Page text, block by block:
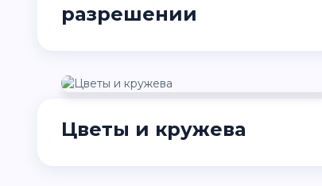
разрешении
Цветы и кружева